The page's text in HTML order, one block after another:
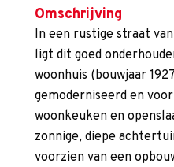
Omschrijving
In een rustige straat
ligt dit goed
woonhuis (bouwjaar
gemoderniseerd en
woonkeuken en
zonnige, diepe
voorzien van een